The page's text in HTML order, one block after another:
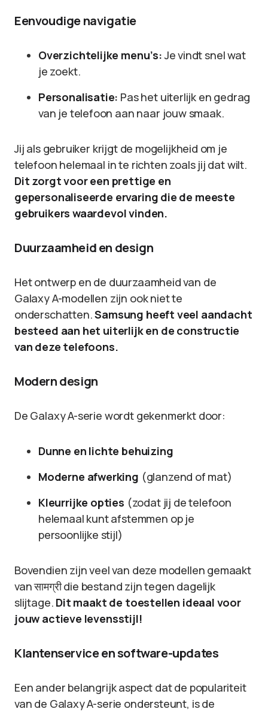
Eenvoudige navigatie
Overzichtelijke menu’s:Je vindt snel wat
je zoekt.
Personalisatie: Pas het uiterlijk en gedrag
van je telefoon aan naar jouw smaak.
Jij als gebruiker krijgt de mogelijkheid om je
telefoon helemaal in te richten zoals jij dat wilt.
Dit zorgt voor een prettige en
gepersonaliseerde ervaring die de meeste
gebruikers waardevol vinden.
Duurzaamheid en design
Het ontwerp en de duurzaamheid van de
Galaxy A-modellen zijn ook niet te
onderschatten.Samsung heeft veel aandacht
besteed aan het uiterlijk en de constructie
van deze telefoons.
Modern design
De Galaxy A-serie wordt gekenmerkt door:
Dunne en lichte behuizing
Moderne afwerking (glanzend of mat)
Kleurrijke opties (zodat jij de telefoon
helemaal kunt afstemmen op je
persoonlijke stijl)
Bovendien zijn veel van deze modellen gemaakt
van सामग्री die bestand zijn tegen dagelijk
slijtage. Dit maakt de toestellen ideaal voor
jouw actieve levensstijl!
Klantenservice en software-updates
Een ander belangrijk aspect dat de populariteit
van de Galaxy A-serie ondersteunt, is de